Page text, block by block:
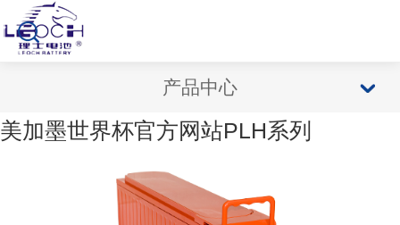
产品中心
美加墨世界杯官方网站PLH系列